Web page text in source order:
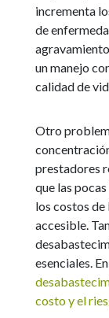
incrementa
de
un manejo
calidad de
Otro
prestadores
que las
los costos de
accesible.
esenciales.
costo y el